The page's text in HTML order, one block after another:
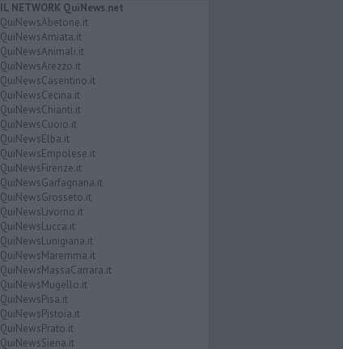
IL NETWORK QuiNews.net
QuiNewsAbetone.it
QuiNewsAmiata.it
QuiNewsAnimali.it
QuiNewsArezzo.it
QuiNewsCasentino.it
QuiNewsCecina.it
QuiNewsChianti.it
QuiNewsCuoio.it
QuiNewsElba.it
QuiNewsEmpolese.it
QuiNewsFirenze.it
QuiNewsGarfagnana.it
QuiNewsGrosseto.it
QuiNewsLivorno.it
QuiNewsLucca.it
QuiNewsLunigiana.it
QuiNewsMaremma.it
QuiNewsMassaCarrara.it
QuiNewsMugello.it
QuiNewsPisa.it
QuiNewsPistoia.it
QuiNewsPrato.it
QuiNewsSiena.it